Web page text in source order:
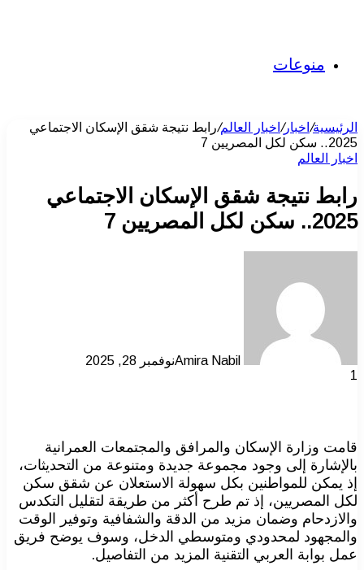
منوعات
الرئيسية/ اخبار/ اخبار العالم/رابط نتيجة شقق الإسكان الاجتماعي
2025.. سكن لكل المصريين 7
اخبار العالم
رابط نتيجة شقق الإسكان الاجتماعي
2025.. سكن لكل المصريين 7
Amira Nabilنوفمبر 28, 2025
1
قامت وزارة الإسكان والمرافق والمجتمعات العمرانية
بالإشارة إلى وجود مجموعة جديدة ومتنوعة من التحديثات،
إذ يمكن للمواطنين بكل سهولة الاستعلان عن شقق سكن
لكل المصريين، إذ تم طرح أكثر من طريقة لتقليل التكدس
والازدحام وضمان مزيد من الدقة والشفافية وتوفير الوقت
والمجهود لمحدودي ومتوسطي الدخل، وسوف يوضح فريق
عمل بوابة العربي التقنية المزيد من التفاصيل.